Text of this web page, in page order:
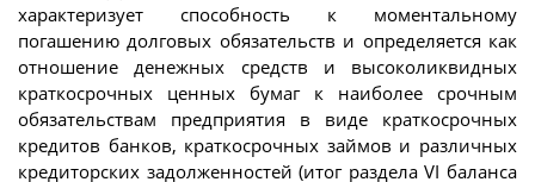
характеризует способность к моментальному
погашению долговых обязательств и определяется как
отношение денежных средств и высоколиквидных
краткосрочных ценных бумаг к наиболее срочным
обязательствам предприятия в виде краткосрочных
кредитов банков, краткосрочных займов и различных
кредиторских задолженностей (итог раздела VI баланса